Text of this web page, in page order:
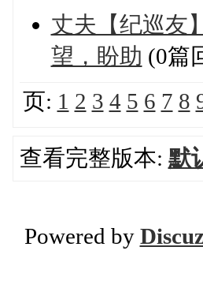
丈夫【纪巡友
望，盼助 (0篇
页: 1 2 3 4 5 6 7 8
查看完整版本: 默
Powered by